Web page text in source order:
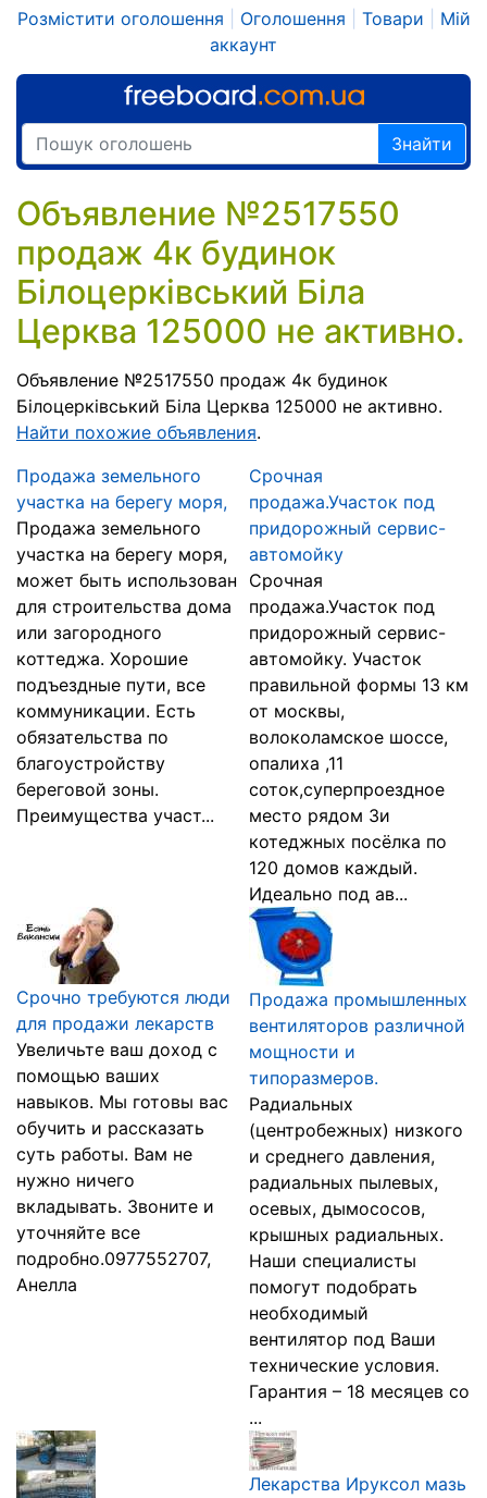
Розмістити оголошення Оголошення Товари
Мій
аккаунт
Знайти
Объявление №2517550
продаж 4к будинок
Білоцерківський Біла
Церква 125000 не активно.
Объявление №2517550 продаж 4к будинок
Білоцерківський Біла Церква 125000 не активно.
Найти похожие объявления.
Продажа земельного
участка на берегу моря,
Продажа земельного
участка на берегу моря,
может быть использован
для строительства дома
или загородного
коттеджа. Хорошие
подъездные пути, все
коммуникации. Есть
обязательства по
благоустройству
береговой зоны.
Преимущества участ...
Срочная
продажа.Участок под
придорожный сервис-
автомойку
Срочная
продажа.Участок под
придорожный сервис-
автомойку. Участок
правильной формы 13 км
от москвы,
волоколамское шоссе,
опалиха ,11
соток,суперпроездное
место рядом 3и
котеджных посёлка по
120 домов каждый.
Идеально под ав...
Срочно требуются люди
для продажи лекарств
Увеличьте ваш доход с
помощью ваших
навыков. Мы готовы вас
обучить и рассказать
суть работы. Вам не
нужно ничего
вкладывать. Звоните и
уточняйте все
подробно.0977552707,
Анелла
Продажа промышленных
вентиляторов различной
мощности и
типоразмеров.
Радиальных
(центробежных) низкого
и среднего давления,
радиальных пылевых,
осевых, дымососов,
крышных радиальных.
Наши специалисты
помогут подобрать
необходимый
вентилятор под Ваши
технические условия.
Гарантия – 18 месяцев со
...
Лекарства Ируксол мазь